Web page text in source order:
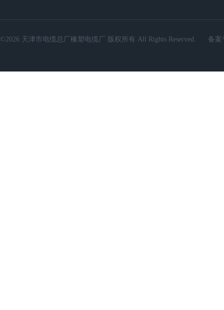
©2026 天津市电缆总厂橡塑电缆厂 版权所有 All Rights Reserved. 备案